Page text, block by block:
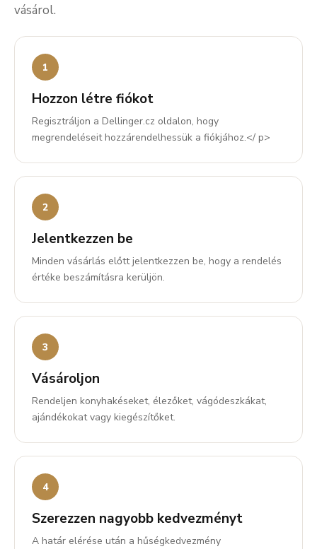
vásárol.
Hozzon létre fiókot
Regisztráljon a Dellinger.cz oldalon, hogy
megrendeléseit hozzárendelhessük a fiókjához.</ p>
Jelentkezzen be
Minden vásárlás előtt jelentkezzen be, hogy a rendelés
értéke beszámításra kerüljön.
Vásároljon
Rendeljen konyhakéseket, élezőket, vágódeszkákat,
ajándékokat vagy kiegészítőket.
Szerezzen nagyobb kedvezményt
A határ elérése után a hűségkedvezmény